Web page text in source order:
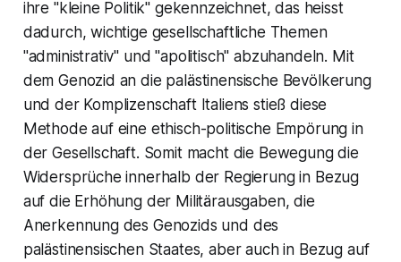
ihre "kleine Politik" gekennzeichnet, das heisst
dadurch, wichtige gesellschaftliche Themen
"administrativ" und "apolitisch" abzuhandeln. Mit
dem Genozid an die palästinensische Bevölkerung
und der Komplizenschaft Italiens stieß diese
Methode auf eine ethisch-politische Empörung in
der Gesellschaft. Somit macht die Bewegung die
Widersprüche innerhalb der Regierung in Bezug
auf die Erhöhung der Militärausgaben, die
Anerkennung des Genozids und des
palästinensischen Staates, aber auch in Bezug auf